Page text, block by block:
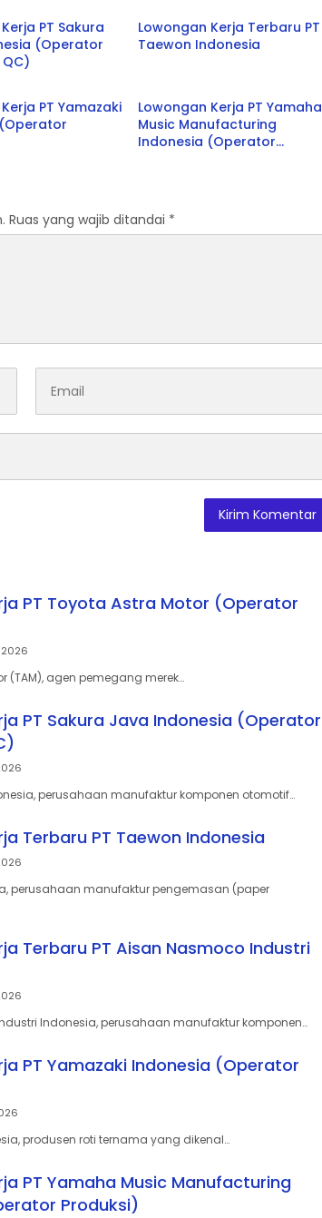
PT Sakura
(Operator
Lowongan Kerja Terbaru PT
Taewon Indonesia
PT Yamazaki
Lowongan Kerja PT Yamaha
Music Manufacturing
Indonesia (Operator
Ruas yang wajib ditandai *
PT Toyota Astra Motor (Operator
(TAM), agen pemegang merek…
PT Sakura Java Indonesia (Operator
perusahaan manufaktur komponen otomotif…
Terbaru PT Taewon Indonesia
perusahaan manufaktur pengemasan (paper
Terbaru PT Aisan Nasmoco Industri
Indonesia, perusahaan manufaktur komponen…
PT Yamazaki Indonesia (Operator
produsen roti ternama yang dikenal…
PT Yamaha Music Manufacturing
Produksi)